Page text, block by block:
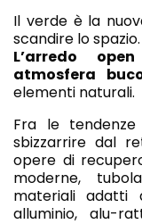
Il verde è la
scandire lo spazio.
L’arredo
atmosfera
elementi naturali.
Fra le
sbizzarrire dal
opere di
moderne,
materiali adatti
alluminio, alu-